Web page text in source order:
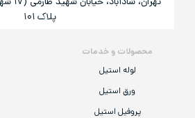
محصولات و خدمات
لوله استیل
ورق استیل
پروفیل استیل
پلاک ۱۰۱